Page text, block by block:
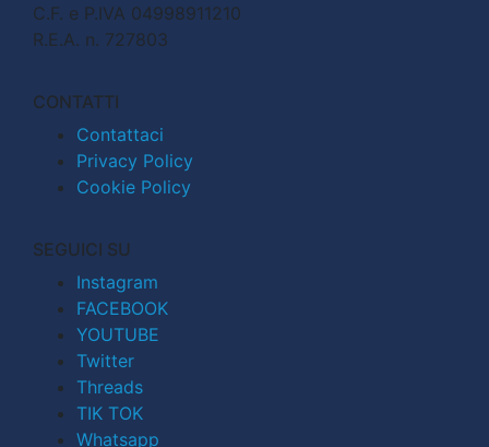
C.F. e P.IVA 04998911210
R.E.A. n. 727803
CONTATTI
Contattaci
Privacy Policy
Cookie Policy
SEGUICI SU
Instagram
FACEBOOK
YOUTUBE
Twitter
Threads
TIK TOK
Whatsapp